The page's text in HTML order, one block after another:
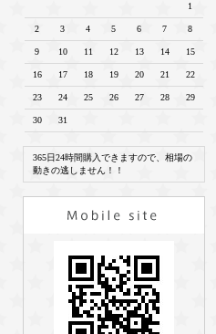
1
2 3 4 5 6 7 8
9 10 11 12 13 14 15
16 17 18 19 20 21 22
23 24 25 26 27 28 29
30 31
365日24時間購入できますので、相場の
動きの逃しません！！